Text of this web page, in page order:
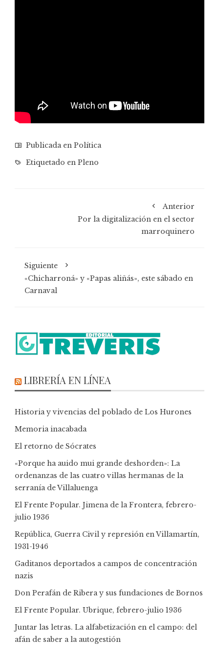
Publicada en Política
Etiquetado en Pleno
Anterior
Por la digitalización en el sector
marroquinero
Siguiente
«Chicharroná» y «Papas aliñás», este sábado en
Carnaval
LIBRERÍA EN LÍNEA
Historia y vivencias del poblado de Los Hurones
Memoria inacabada
El retorno de Sócrates
«Porque ha auido mui grande deshorden»: La
ordenanzas de las cuatro villas hermanas de la
serranía de Villaluenga
El Frente Popular. Jimena de la Frontera, febrero-
julio 1936
República, Guerra Civil y represión en Villamartín,
1931-1946
Gaditanos deportados a campos de concentración
nazis
Don Perafán de Ribera y sus fundaciones de Bornos
El Frente Popular. Ubrique, febrero-julio 1936
Juntar las letras. La alfabetización en el campo: del
afán de saber a la autogestión